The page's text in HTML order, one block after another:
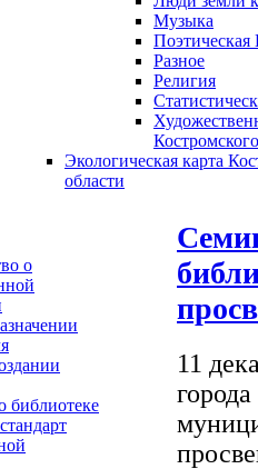
Музыка
Поэтическая
Разное
Религия
Экологическая карта
области
о
библиотеке
11